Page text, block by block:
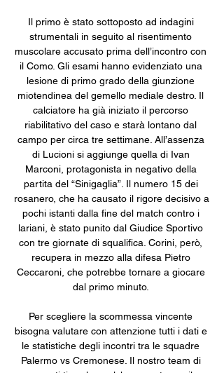
Il primo è stato sottoposto ad indagini
strumentali in seguito al risentimento
muscolare accusato prima dell’incontro con
il Como. Gli esami hanno evidenziato una
lesione di primo grado della giunzione
miotendinea del gemello mediale destro. Il
calciatore ha già iniziato il percorso
riabilitativo del caso e starà lontano dal
campo per circa tre settimane. All’assenza
di Lucioni si aggiunge quella di Ivan
Marconi, protagonista in negativo della
partita del “Sinigaglia”. Il numero 15 dei
rosanero, che ha causato il rigore decisivo a
pochi istanti dalla fine del match contro i
lariani, è stato punito dal Giudice Sportivo
con tre giornate di squalifica. Corini, però,
recupera in mezzo alla difesa Pietro
Ceccaroni, che potrebbe tornare a giocare
dal primo minuto.
Per scegliere la scommessa vincente
bisogna valutare con attenzione tutti i dati e
le statistiche degli incontri tra le squadre
Palermo vs Cremonese. Il nostro team di